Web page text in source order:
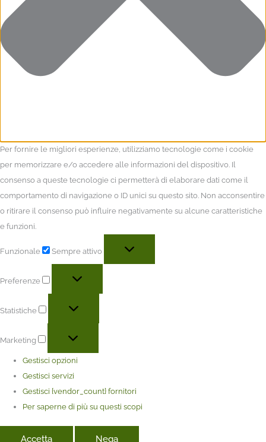
Per fornire le migliori esperienze, utilizziamo tecnologie come i cookie
per memorizzare e/o accedere alle informazioni del dispositivo. Il
consenso a queste tecnologie ci permetterà di elaborare dati come il
comportamento di navigazione o ID unici su questo sito. Non acconsentire
o ritirare il consenso può influire negativamente su alcune caratteristiche
e funzioni.
Funzionale Sempre attivo
Preferenze
Statistiche
Marketing
Gestisci opzioni
Gestisci servizi
Gestisci {vendor_count} fornitori
Per saperne di più su questi scopi
Accetta Nega